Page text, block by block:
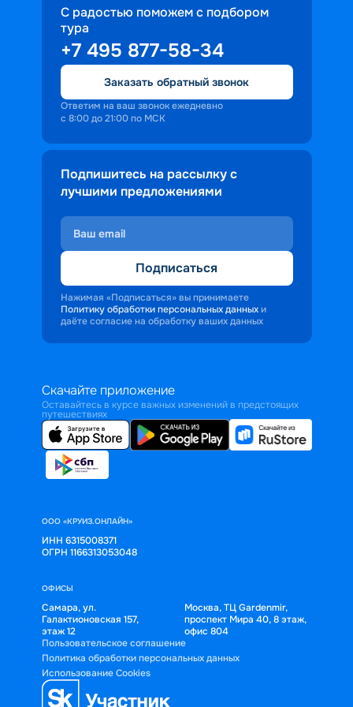
пополнить коллекцию интересных и
милых сердцу сувениров;
• возможностью насладиться
местными кулинарными шедеврами.
Каждый круиз на теплоходе из
Ярославля позволяет попробовать
блюда народностей, которые
природы. Протяженность реки около
3,5 тыс. км. Это позволяет во время
речного круиза посетить несколько
климатических зон, наблюдать, как
лесистая местность сменяется
полустепью, а дальше переходит в
степи. Если повезет, можно увидеть и
цветение лотосов в дельте реки.
речной глади, уникальной природой и
атмосферой покоя вокруг
С радостью поможем с подбором
тура
+7 495 877-58-34
Заказать обратный звонок
Ответим на ваш звонок ежедневно
с 8:00 до 21:00 по МСК
Подпишитесь на рассылку с
лучшими предложениями
Подписаться
Нажимая «Подписаться» вы принимаете
Политику обработки персональных данных и
даёте согласие на обработку ваших данных
Скачайте приложение
Оставайтесь в курсе важных изменений в предстоящих
путешествиях
ООО «КРУИЗ.ОНЛАЙН»
ИНН 6315008371
ОГРН 1166313053048
ОФИСЫ
Самара, ул.
Галактионовская 157,
этаж 12
Москва, ТЦ Gardenmir,
проспект Мира 40, 8 этаж,
офис 804
Пользовательское соглашение
Политика обработки персональных данных
Использование Cookies